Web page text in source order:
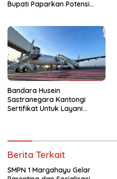
Bupati Paparkan Potensi
Bandara Husein
Sastranegara Kantongi
Sertifikat Untuk Layani
Berita Terkait
SMPN 1 Margahayu Gelar